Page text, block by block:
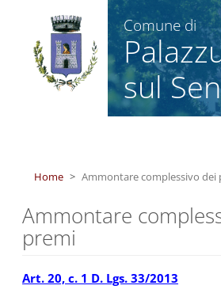
Salta al contenuto principale
Comune di
sul
Home
Ammontare complessivo dei
Ammontare
premi
Art. 20, c. 1 D. Lgs. 33/2013